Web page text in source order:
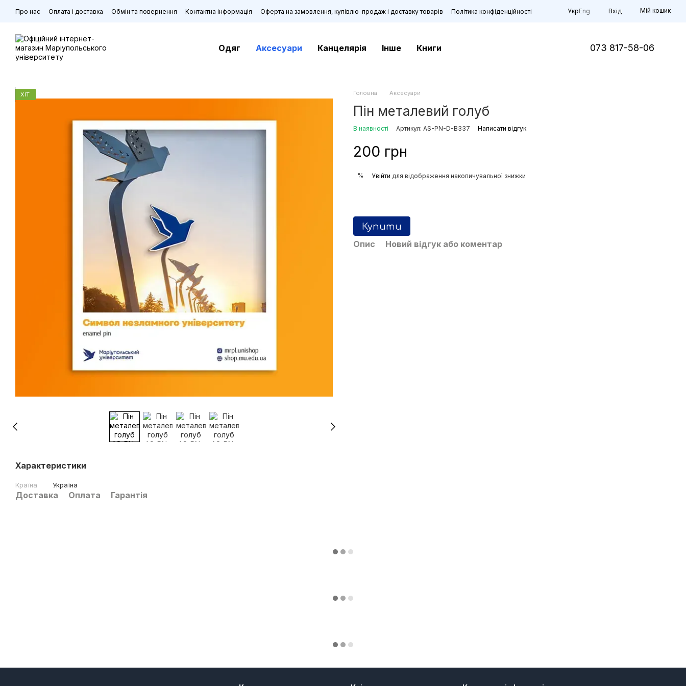
Перейти до основного контенту
Про нас Оплата і доставка Обмін та повернення Контактна інформація Оферта на замовлення, купівлю-продаж і доставку товарів Політика конфіденційності УкрEng Вхід Мій кошик
Одяг Аксесуари Канцелярія Інше Книги 073 817-58-06
ХІТ
Характеристики
Країна Україна
Доставка Оплата Гарантія
Головна Аксесуари
Пін металевий голуб
В наявності Артикул: AS-PN-D-B337 Написати відгук
200 грн
% Увійти для відображення накопичувальної знижки
Купити
Опис
Новий відгук або коментар